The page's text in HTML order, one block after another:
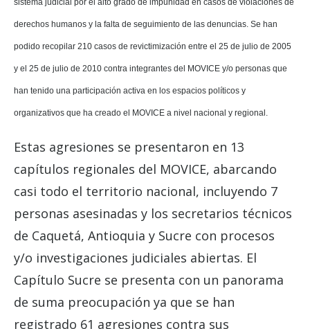
derechos humanos y la falta de seguimiento de las denuncias. Se han
podido recopilar 210 casos de revictimización entre el 25 de julio de 2005
y el 25 de julio de 2010 contra integrantes del MOVICE y/o personas que
han tenido una participación activa en los espacios políticos y
organizativos que ha creado el MOVICE a nivel nacional y regional.
Estas agresiones se presentaron en 13
capítulos regionales del MOVICE, abarcando
casi todo el territorio nacional, incluyendo 7
personas asesinadas y los secretarios técnicos
de Caquetá, Antioquia y Sucre con procesos
y/o investigaciones judiciales abiertas. El
Capítulo Sucre se presenta con un panorama
de suma preocupación ya que se han
registrado 61 agresiones contra sus